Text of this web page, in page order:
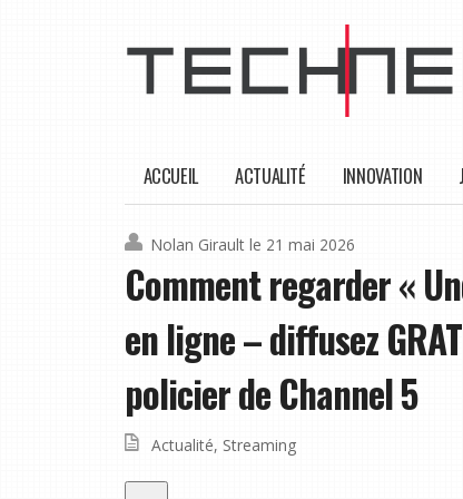
ACCUEIL ACTUALITÉ INNOVATION
Nolan Girault le 21 mai 2026
Comment regarder «
en ligne – diffusez
policier de Channel 5
Actualité, Streaming